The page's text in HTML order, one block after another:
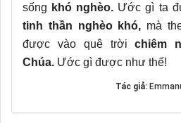
sống khó nghèo. Ước gì ta
tinh thần nghèo khó, mà
được vào quê trờichiêm
Chúa. Ước gì được như thế!
Tác giả: